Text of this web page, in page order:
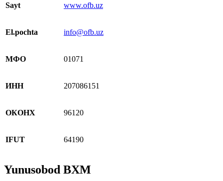
Sayt www.ofb.uz
El.pochta info@ofb.uz
МФО 01071
ИНН 207086151
ОКОНХ 96120
IFUT 64190
Yunusobod BXM